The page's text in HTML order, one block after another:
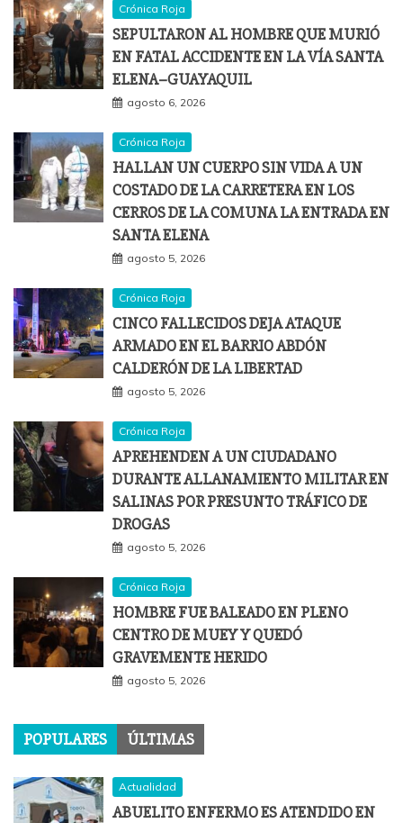
Crónica Roja
SEPULTARON AL HOMBRE QUE MURIÓ
EN FATAL ACCIDENTE EN LA VÍA SANTA
ELENA–GUAYAQUIL
agosto 6, 2026
Crónica Roja
HALLAN UN CUERPO SIN VIDA A UN
COSTADO DE LA CARRETERA EN LOS
CERROS DE LA COMUNA LA ENTRADA EN
SANTA ELENA
agosto 5, 2026
Crónica Roja
CINCO FALLECIDOS DEJA ATAQUE
ARMADO EN EL BARRIO ABDÓN
CALDERÓN DE LA LIBERTAD
agosto 5, 2026
Crónica Roja
APREHENDEN A UN CIUDADANO
DURANTE ALLANAMIENTO MILITAR EN
SALINAS POR PRESUNTO TRÁFICO DE
DROGAS
agosto 5, 2026
Crónica Roja
HOMBRE FUE BALEADO EN PLENO
CENTRO DE MUEY Y QUEDÓ
GRAVEMENTE HERIDO
agosto 5, 2026
POPULARES ÚLTIMAS
Actualidad
ABUELITO ENFERMO ES ATENDIDO EN